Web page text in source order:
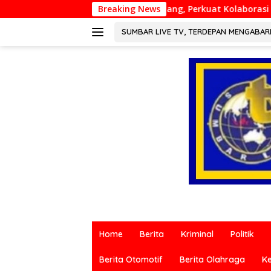
ke
Breaking News
di Padang, Perkuat Kolaborasi Riset Islam Bertaraf
SUMBAR LIVE TV, TERDEPAN
terkini
berbagai
Home Berita Kriminal Politik
Berita Otomotif Berita Olahraga